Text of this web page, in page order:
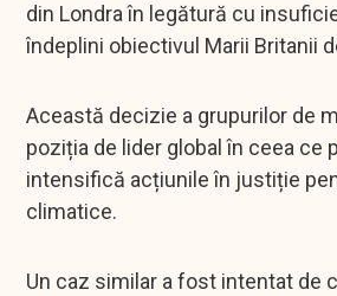
din Londra în legătură cu
îndeplini obiectivul Marii Britanii
Această decizie a grupurilor de
poziția de lider global în ceea
intensifică acțiunile în justiție
climatice.
Un caz similar a fost intentat de